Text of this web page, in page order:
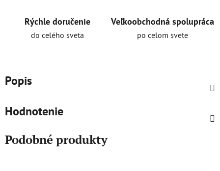
Rýchle doručenie
do celého sveta
Veľkoobchodná spolupráca
po celom svete
Popis
Hodnotenie
Podobné produkty